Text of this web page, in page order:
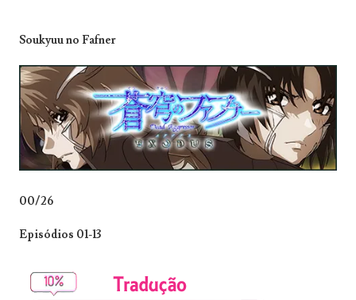
Soukyuu no Fafner
00/26
Episódios 01-13